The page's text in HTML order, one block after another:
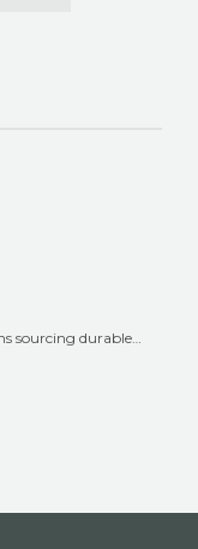
sourcing durable…